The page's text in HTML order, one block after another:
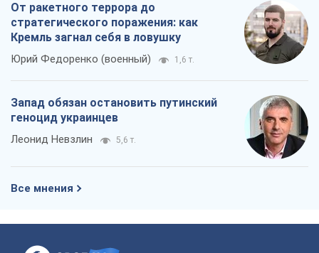
От ракетного террора до
стратегического поражения: как
Кремль загнал себя в ловушку
Юрий Федоренко (военный) 1,6 т.
Запад обязан остановить путинский
геноцид украинцев
Леонид Невзлин 5,6 т.
Все мнения